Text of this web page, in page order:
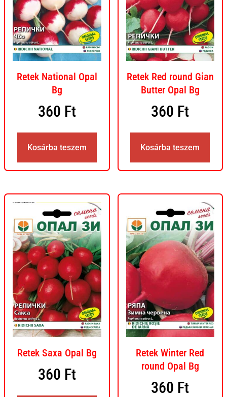
Retek National Opal
Bg
360 Ft
Kosárba teszem
Retek Red round Gian
Butter Opal Bg
360 Ft
Kosárba teszem
Retek Saxa Opal Bg
360 Ft
Retek Winter Red
round Opal Bg
360 Ft